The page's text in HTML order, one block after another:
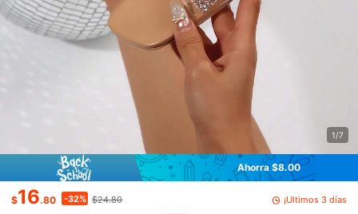
1/7
Ahorra $8.00
$16.80 -32% $24.80
¡Últimos 3 días